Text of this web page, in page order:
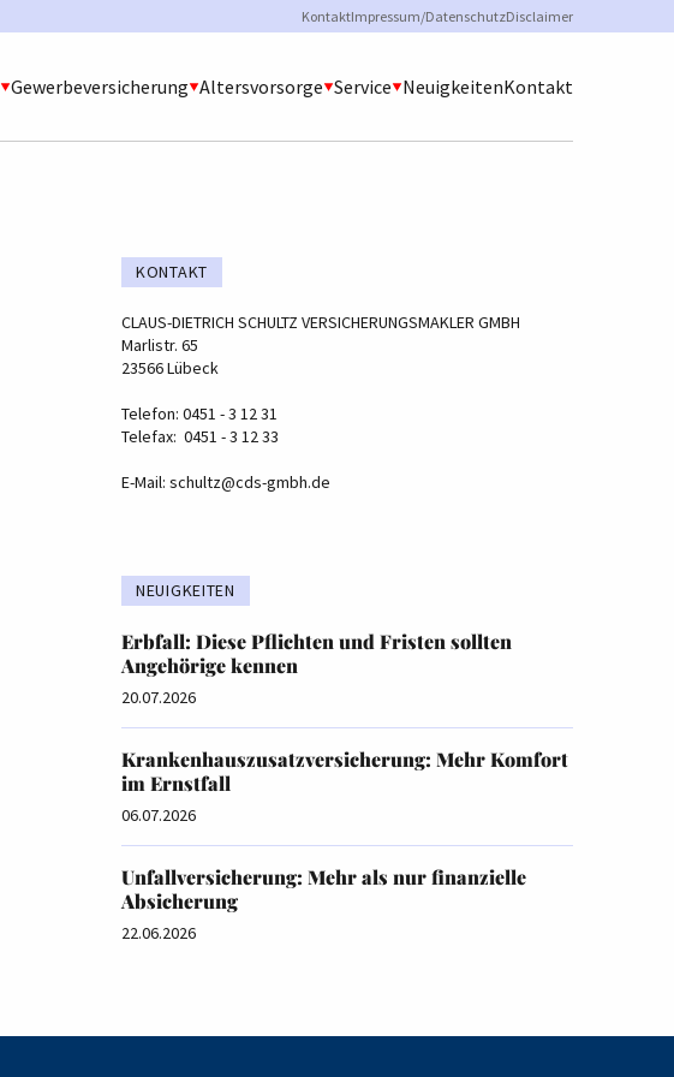
Sekundärmenü
KontaktImpressum/DatenschutzDisclaimer
Gewerbeversicherung Altersvorsorge Service NeuigkeitenKontakt
KONTAKT
CLAUS-DIETRICH SCHULTZ VERSICHERUNGSMAKLER GMBH
Marlistr. 65
23566 Lübeck
Telefon: 0451 - 3 12 31
Telefax: 0451 - 3 12 33
E-Mail: schultz@cds-gmbh.de
NEUIGKEITEN
Erbfall: Diese Pflichten und Fristen sollten
Angehörige kennen
20.07.2026
Krankenhauszusatzversicherung: Mehr Komfort
im Ernstfall
06.07.2026
Unfallversicherung: Mehr als nur finanzielle
Absicherung
22.06.2026